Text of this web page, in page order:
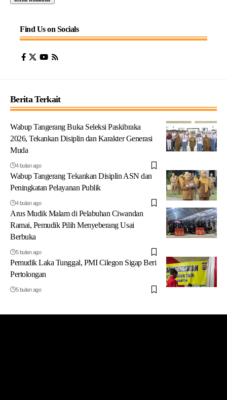
Find Us on Socials
Berita Terkait
Wabup Tangerang Buka Seleksi Paskibraka
2026, Tekankan Disiplin dan Karakter Generasi
Muda
4 bulan ago
Wabup Tangerang Tekankan Disiplin ASN dan
Peningkatan Pelayanan Publik
4 bulan ago
Arus Mudik Malam di Pelabuhan Ciwandan
Ramai, Pemudik Pilih Menyeberang Usai
Berbuka
5 bulan ago
Pemudik Laka Tunggal, PMI Cilegon Sigap Beri
Pertolongan
5 bulan ago